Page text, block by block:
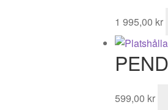
1 995,00 kr
599,00 kr